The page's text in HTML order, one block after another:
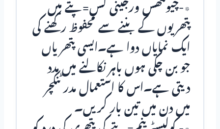
٭-چیونتھس ورجینی کس=پتے میں
پتھریوں کے بننے سے محفوظ رکھنے کی
ایک نمایاں دوا ہے۔ایسی پتھریاں
جو بن چکی ہوں باہر نکالنے میں مدد
دیتی ہے۔اس کا استعمال مدر ٹنکچر
میں دن میں تین بار کریں۔